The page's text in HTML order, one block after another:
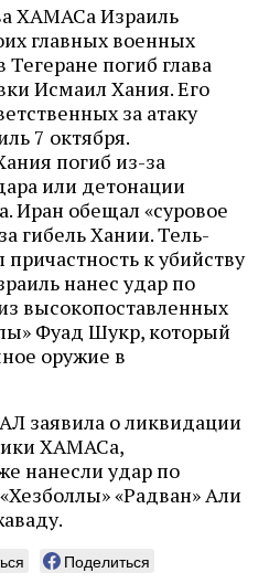
ХАМАСа Израиль
главных военных
погиб глава
Исмаил Хания. Его
за атаку
7 октября.
погиб из-за
или детонации
Иран обещал «суровое
гибель Хании. Тель-
к убийству
нанес удар по
высокопоставленных
Фуад Шукр, который
оружие в
заявила о ликвидации
ХАМАСа,
нанесли удар по
«Радван» Али
Поделиться